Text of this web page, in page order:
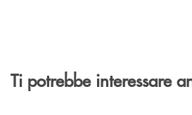
Ti potrebbe interessare